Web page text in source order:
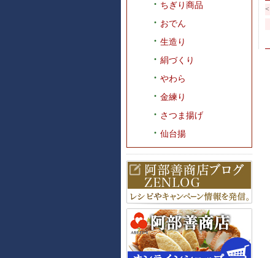
ちぎり商品
おでん
生造り
絹づくり
やわら
金練り
さつま揚げ
仙台揚
<